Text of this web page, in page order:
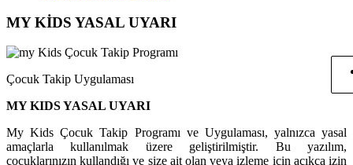
MY KİDS YASAL UYARI
Çocuk Takip Uygulaması
MY KIDS YASAL UYARI
My Kids Çocuk Takip Programı ve Uygulaması, yalnızca yasal
amaçlarla kullanılmak üzere geliştirilmiştir. Bu yazılım,
çocuklarınızın kullandığı ve size ait olan veya izleme için açıkça izin